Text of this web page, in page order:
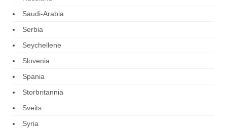
Saudi-Arabia
Serbia
Seychellene
Slovenia
Spania
Storbritannia
Sveits
Syria